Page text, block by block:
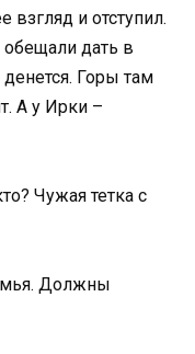
взгляд и отступил.
дать в
Горы там
А у Ирки –
Чужая тетка с
Должны